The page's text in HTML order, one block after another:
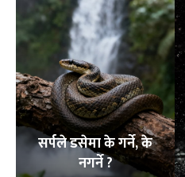
सर्पले डसेमा के गर्ने, के
नगर्ने ?